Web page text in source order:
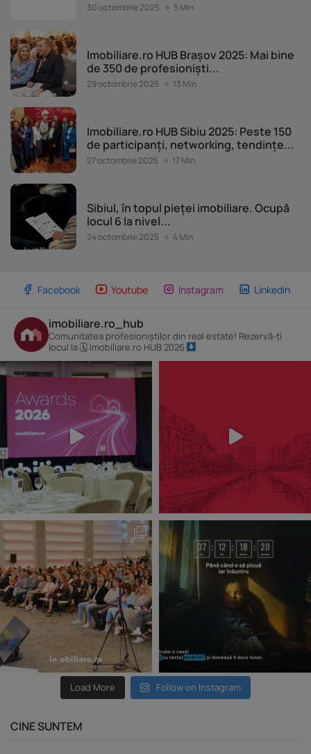
30 octombrie 2025 5 Min
Imobiliare.ro HUB Brașov 2025: Mai bine
de 350 de profesioniști...
29 octombrie 2025 13 Min
Imobiliare.ro HUB Sibiu 2025: Peste 150
de participanți, networking, tendințe...
27 octombrie 2025 17 Min
Sibiul, în topul pieței imobiliare. Ocupă
locul 6 la nivel...
24 octombrie 2025 4 Min
Facebook Youtube Instagram Linkedin
imobiliare.ro_hub
Comunitatea profesioniștilor din real estate! Rezervă-ți
locul la 🗓 Imobiliare.ro HUB 2026
Load More Follow on Instagram
CINE SUNTEM